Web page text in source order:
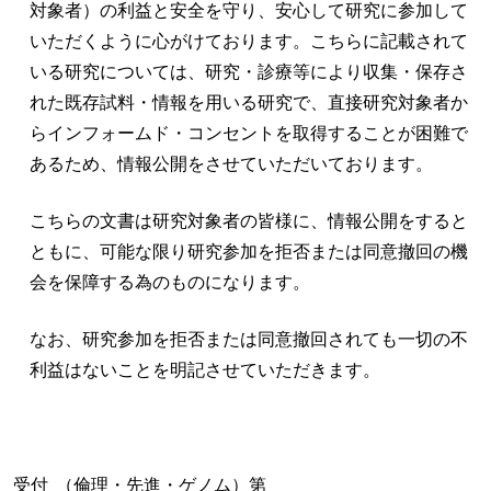
対象者）の利益と安全を守り、安心して研究に参加して
いただくように心がけております。こちらに記載されて
いる研究については、研究・診療等により収集・保存さ
れた既存試料・情報を用いる研究で、直接研究対象者か
らインフォームド・コンセントを取得することが困難で
あるため、情報公開をさせていただいております。
こちらの文書は研究対象者の皆様に、情報公開をすると
ともに、可能な限り研究参加を拒否または同意撤回の機
会を保障する為のものになります。
なお、研究参加を拒否または同意撤回されても一切の不
利益はないことを明記させていただきます。
受付
（倫理・先進・ゲノム）第